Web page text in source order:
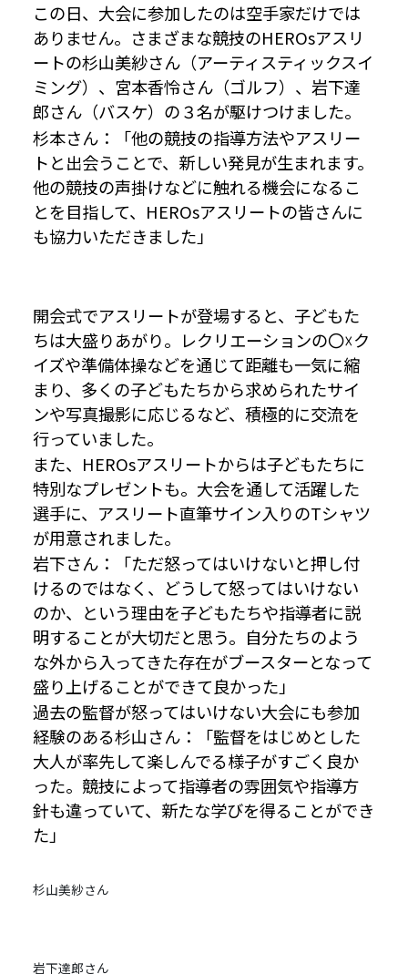
この日、大会に参加したのは空手家だけでは
ありません。さまざまな競技のHEROsアスリ
ートの杉山美紗さん（アーティスティックスイ
ミング）、宮本香怜さん（ゴルフ）、岩下達
郎さん（バスケ）の３名が駆けつけました。
杉本さん：「他の競技の指導方法やアスリー
トと出会うことで、新しい発見が生まれます。
他の競技の声掛けなどに触れる機会になるこ
とを目指して、HEROsアスリートの皆さんに
も協力いただきました」
開会式でアスリートが登場すると、子どもた
ちは大盛りあがり。レクリエーションの〇☓ク
イズや準備体操などを通じて距離も一気に縮
まり、多くの子どもたちから求められたサイ
ンや写真撮影に応じるなど、積極的に交流を
行っていました。
また、HEROsアスリートからは子どもたちに
特別なプレゼントも。大会を通して活躍した
選手に、アスリート直筆サイン入りのTシャツ
が用意されました。
岩下さん：「ただ怒ってはいけないと押し付
けるのではなく、どうして怒ってはいけない
のか、という理由を子どもたちや指導者に説
明することが大切だと思う。自分たちのよう
な外から入ってきた存在がブースターとなって
盛り上げることができて良かった」
過去の監督が怒ってはいけない大会にも参加
経験のある杉山さん：「監督をはじめとした
大人が率先して楽しんでる様子がすごく良か
った。競技によって指導者の雰囲気や指導方
針も違っていて、新たな学びを得ることができ
た」
杉山美紗さん
岩下達郎さん